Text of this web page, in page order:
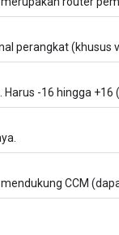
perangkat (khusus
Harus -16 hingga +16
CCM